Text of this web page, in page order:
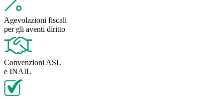
Agevolazioni fiscali
per gli aventi diritto
Convenzioni ASL
e INAIL